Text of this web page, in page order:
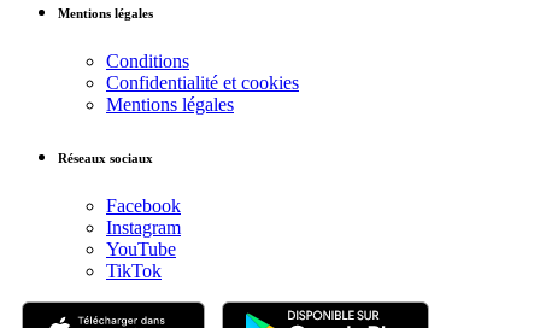
Mentions légales
Conditions
Confidentialité et cookies
Mentions légales
Réseaux sociaux
Facebook
Instagram
YouTube
TikTok